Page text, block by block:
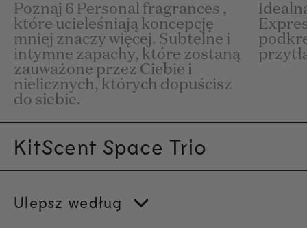
Poznaj 6 Personal fragrances ,
które ucieleśniają koncepcję
mniej znaczy więcej. Subtelne i
intymne zapachy, które zostaną
zauważone przez Ciebie i
nielicznych, których dopuścisz
do siebie.
KitScent Space Trio
Ulepsz według